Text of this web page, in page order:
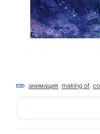
анимация making of